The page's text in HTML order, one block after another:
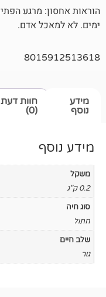
אדם.
חוות דעת
החלפה או
החזרה